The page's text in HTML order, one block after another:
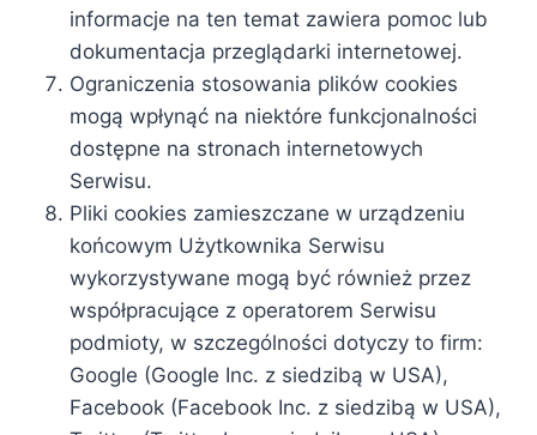
informacje na ten temat zawiera pomoc lub
dokumentacja przeglądarki internetowej.
Ograniczenia stosowania plików cookies
mogą wpłynąć na niektóre funkcjonalności
dostępne na stronach internetowych
Serwisu.
Pliki cookies zamieszczane w urządzeniu
końcowym Użytkownika Serwisu
wykorzystywane mogą być również przez
współpracujące z operatorem Serwisu
podmioty, w szczególności dotyczy to firm:
Google (Google Inc. z siedzibą w USA),
Facebook (Facebook Inc. z siedzibą w USA),